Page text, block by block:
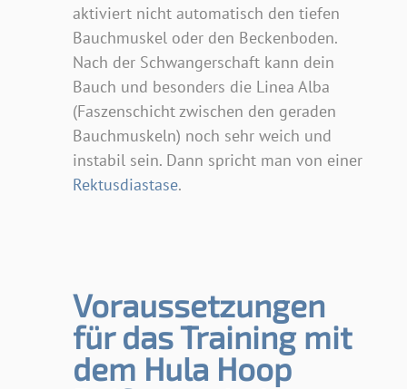
aktiviert nicht automatisch den tiefen
Bauchmuskel oder den Beckenboden.
Nach der Schwangerschaft kann dein
Bauch und besonders die Linea Alba
(Faszenschicht zwischen den geraden
Bauchmuskeln) noch sehr weich und
instabil sein. Dann spricht man von einer
Rektusdiastase.
Voraussetzungen
für das Training mit
dem Hula Hoop